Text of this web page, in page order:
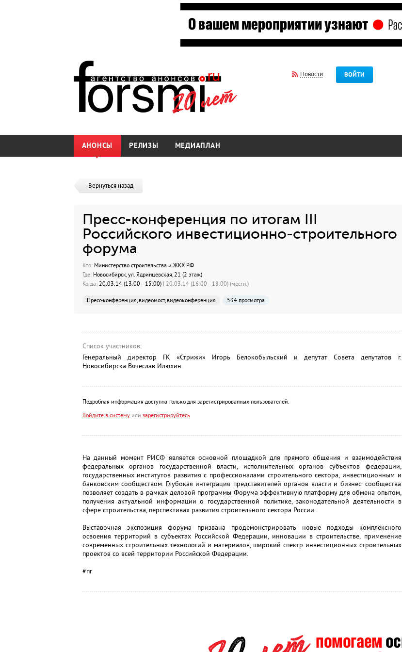
Новости ВОЙТИ
АНОНСЫ РЕЛИЗЫ МЕДИАПЛАН
Вернуться назад
Пресс-конференция по итогам III
Российского инвестиционно-строительного
форума
Кто:Министерство строительства и ЖКХ РФ
Где:Новосибирск, ул. Ядринцевская, 21 (2 этаж)
Когда:20.03.14 (13:00—15:00) | 20.03.14 (16:00—18:00) (местн.)
Пресс-конференция, видеомост, видеоконференция 534 просмотра
Список участников:
Генеральный директор ГК «Стрижи» Игорь Белокобыльский и депутат Совета депутатов г.
Новосибирска Вячеслав Илюхин.
Подробная информация доступна только для зарегистрированных пользователей.
Войдите в системуили зарегистрируйтесь
На данный момент РИСФ является основной площадкой для прямого общения и взаимодействия
федеральных органов государственной власти, исполнительных органов субъектов федерации,
государственных институтов развития с профессионалами строительного сектора, инвестиционным и
банковским сообществом. Глубокая интеграция представителей органов власти и бизнес- сообщества
позволяет создать в рамках деловой программы Форума эффективную платформу для обмена опытом,
получения актуальной информации о государственной политике, законодательной деятельности в
сфере строительства, перспективах развития строительного сектора России.
Выставочная экспозиция форума призвана продемонстрировать новые подходы комплексного
освоения территорий в субъектах Российской Федерации, инновации в строительстве, применение
современных строительных технологий и материалов, широкий спектр инвестиционных строительных
проектов со всей территории Российской Федерации.
#пг